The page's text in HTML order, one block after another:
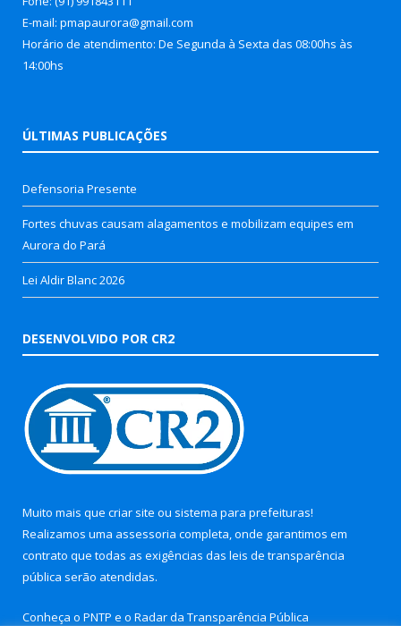
E-mail: pmapaurora@gmail.com
Horário de atendimento: De Segunda à Sexta das 08:00hs às
14:00hs
ÚLTIMAS PUBLICAÇÕES
Defensoria Presente
Fortes chuvas causam alagamentos e mobilizam equipes em
Aurora do Pará
Lei Aldir Blanc 2026
DESENVOLVIDO POR CR2
Muito mais que criar site ou sistema para prefeituras!
Realizamos uma assessoria completa, onde garantimos em
contrato que todas as exigências das leis de transparência
pública serão atendidas.
Conheça o PNTP e o Radar da Transparência Pública